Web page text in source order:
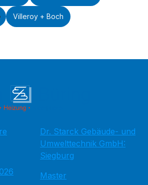
Villeroy + Boch
Dr. Starck Gebäude- und
Umwelttechnik GmbH:
Siegburg
Master